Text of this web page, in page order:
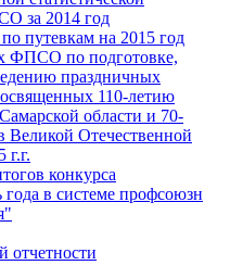
за 2014 год
путевкам на 2015 год
ФПСО по подготовке,
праздничных
110-летию
области и 70-
Отечественной
г.г.
конкурса
года в системе профсоюзн
отчетности